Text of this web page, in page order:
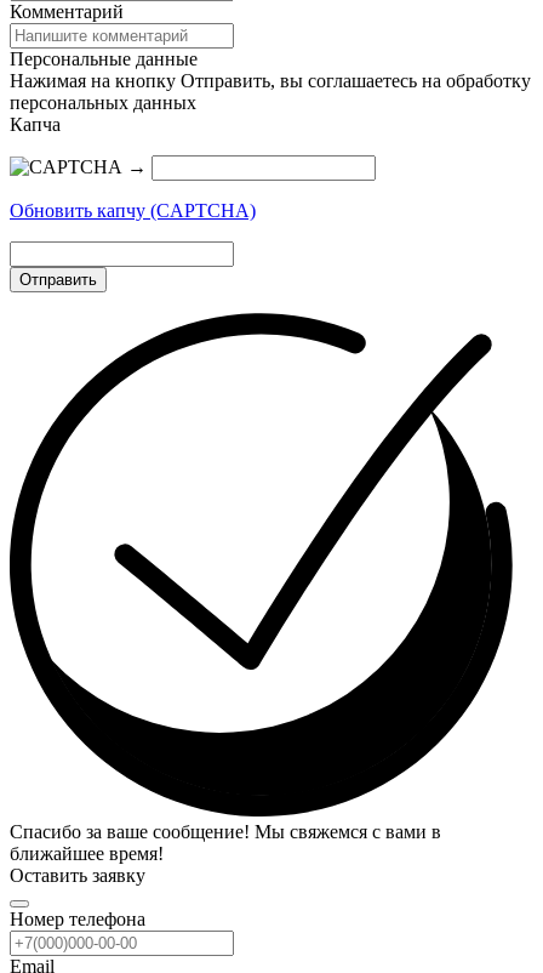
Комментарий
Персональные данные
Нажимая на кнопку Отправить, вы соглашаетесь на обработку
персональных данных
Капча
→
Обновить капчу (CAPTCHA)
Отправить
Спасибо за ваше сообщение! Мы свяжемся с вами в
ближайшее время!
Оставить заявку
Номер телефона
Email